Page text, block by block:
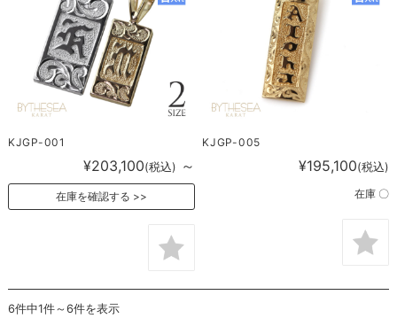
KJGP-001
¥203,100(税込) ～
在庫を確認する
KJGP-005
¥195,100(税込)
在庫 〇
6件中1件～6件を表示